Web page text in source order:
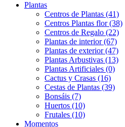
Plantas
Centros de Plantas (41)
Centros Plantas flor (38)
Centros de Regalo (22)
Plantas de interior (67)
Plantas de exterior (47)
Plantas Arbustivas (13)
Plantas Artificiales (0)
Cactus y Crasas (16)
Cestas de Plantas (39)
Bonsáis (7)
Huertos (10)
Frutales (10)
Momentos